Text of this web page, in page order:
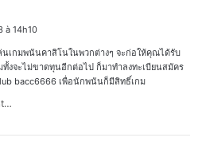
t
:
à 14h10
นเกมพนันคาสิโนในพวกต่างๆ จะก่อให้คุณได้รับ
ทั้งจะไม่ขาดทุนอีกต่อไป ก็มาทำลงทะเบียนสมัคร
bacc6666 เพื่อนักพนันก็มีสิทธิ์เกม